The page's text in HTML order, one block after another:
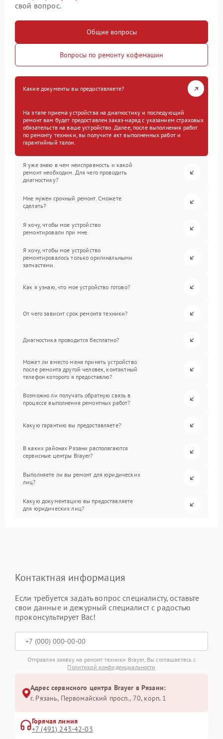
свой вопрос.
Общие вопросы
Вопросы по ремонту кофемашин
Какие документы вы предоставляете?
На этапе приема устройства на диагностику и последующий
ремонт вам будет предоставлен заказ-наряд с указанием страховых
обязательств на ваше устройство. Далее, после выполнения работ
по ремонту техники, вы получите акт выполненных работ и
гарантийный талон.
Я уже знаю в чем неисправность и какой
ремонт необходим. Для чего проводить
диагностику?
Мне нужен срочный ремонт. Сможете
сделать?
Я хочу, чтобы мое устройство
ремонтировали при мне.
Я хочу, чтобы мое устройство
ремонтировалось только оригинальными
запчастями.
Как я узнаю, что мое устройство готово?
От чего зависит срок ремонта техники?
Диагностика проводится бесплатно?
Может ли вместо меня принять устройство
после ремонта другой человек, контактный
телефон которого я предоставлю?
Возможно ли получать обратную связь в
процессе выполнения ремонтных работ?
Какую гарантию вы предоставляете?
В каких районах Рязани располагаются
сервисные центры Brayer?
Выполняете ли вы ремонт для юридических
лиц?
Какую документацию вы предоставляете
для юридических лиц?
Контактная информация
Если требуется задать вопрос специалисту, оставьте
свои данные и дежурный специалист с радостью
проконсультирует Вас!
Отправляя заявку на ремонт техники Brayer, Вы соглашаетесь с
Политикой конфиденциальности
Адрес сервисного центра Brayer в Рязани:
г. Рязань, Первомайский просп., 70, корп. 1
Горячая линия
+7 (491) 243-42-03